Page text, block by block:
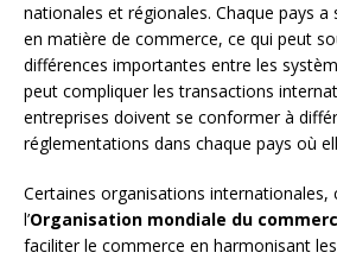
nationales et régionales. Chaque pays a
en matière de commerce, ce qui peut
différences importantes entre les
peut compliquer les transactions
entreprises doivent se conformer à
réglementations dans chaque pays où
Certaines organisations internationales,
l’Organisation mondiale du
faciliter le commerce en harmonisant